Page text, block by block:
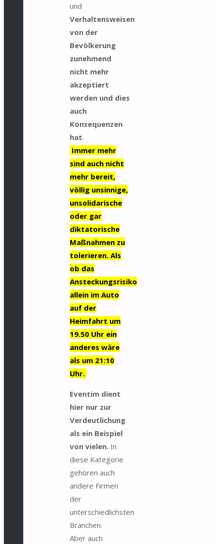
und
Verhaltensweisen
von der
Bevölkerung
zunehmend
nicht mehr
akzeptiert
werden und dies
auch
Konsequenzen
hat.
Immer mehr
sind auch nicht
mehr bereit,
völlig unsinnige,
unsolidarische
oder gar
diktatorische
Maßnahmen zu
tolerieren. Als
ob das
Ansteckungsrisiko
allein im Auto
auf der
Heimfahrt um
19.50 Uhr ein
anderes wäre
als um 21:10
Uhr.
Eventim dient
hier nur zur
Verdeutlichung
als ein Beispiel
von vielen.In
diese Kategorie
gehören auch
andere Firmen
der
unterschiedlichsten
Branchen.
Aber auch